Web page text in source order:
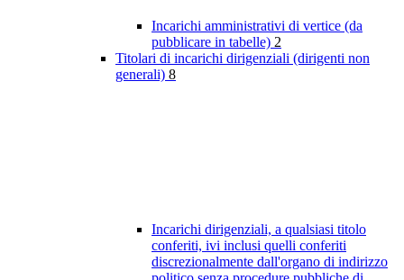
Incarichi amministrativi di vertice (da
pubblicare in tabelle) 2
Titolari di incarichi dirigenziali (dirigenti non
generali) 8
Incarichi dirigenziali, a qualsiasi titolo
conferiti, ivi inclusi quelli conferiti
discrezionalmente dall'organo di indirizzo